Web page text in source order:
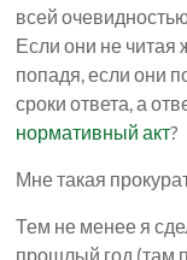
всей
Если они не
попадя, если они
сроки ответа, а
нормативный акт?
Мне такая
Тем не менее я
прошлый год (там